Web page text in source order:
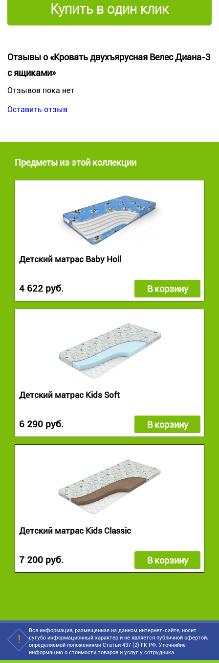
Купить в один клик
Отзывы о «Кровать двухъярусная Велес Диана-3
с ящиками»
Отзывов пока нет
Оставить отзыв
Предметы из этой коллекции
Детский матрас Baby Holl
4 622 руб. В корзину
Детский матрас Kids Soft
6 290 руб. В корзину
Детский матрас Kids Classic
7 200 руб. В корзину
Вся информация, размещенная на данном интернет-сайте, носит
сугубо информационный характер и не является публичной офертой,
определяемой положениями Статьи 437 (2) ГК РФ. Уточняйие
информацию о стоимости товаров и услуг у сотрудника.